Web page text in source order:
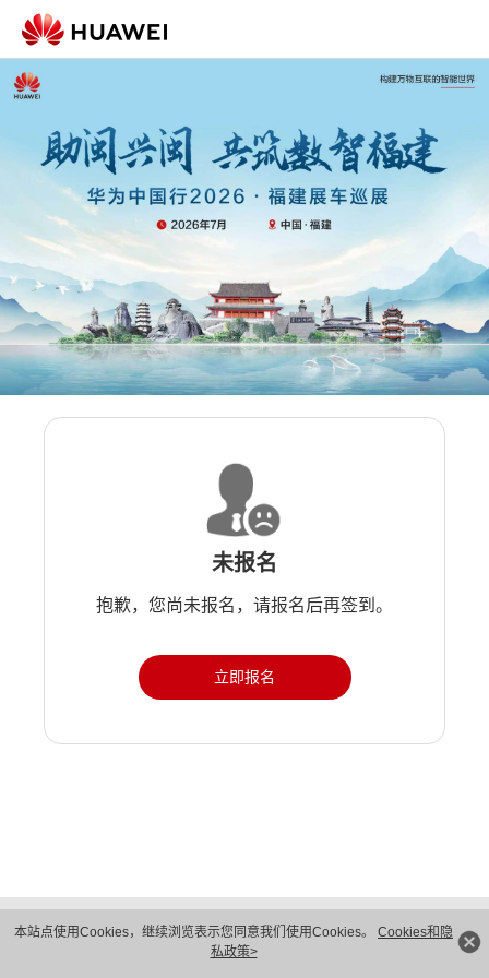
本站点使用Cookies，继续浏览表示您同意我们使用Cookies。 Cookies和隐
私政策>
未报名
抱歉，您尚未报名，请报名后再签到。
立即报名
隐私保护
法律声明